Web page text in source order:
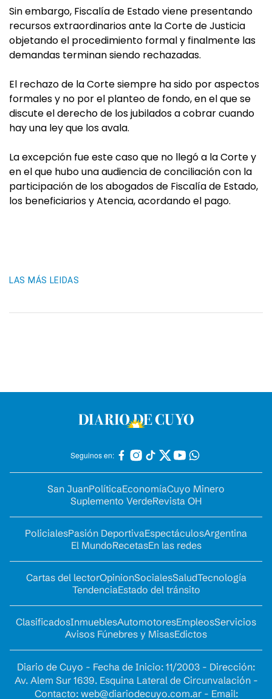
Sin embargo, Fiscalía de Estado viene presentando
recursos extraordinarios ante la Corte de Justicia
objetando el procedimiento formal y finalmente las
demandas terminan siendo rechazadas.
El rechazo de la Corte siempre ha sido por aspectos
formales y no por el planteo de fondo, en el que se
discute el derecho de los jubilados a cobrar cuando
hay una ley que los avala.
La excepción fue este caso que no llegó a la Corte y
en el que hubo una audiencia de conciliación con la
participación de los abogados de Fiscalía de Estado,
los beneficiarios y Atencia, acordando el pago.
LAS MÁS LEIDAS
Seguinos en:
San JuanPolíticaEconomíaCuyo Minero
Suplemento VerdeRevista OH
PolicialesPasión DeportivaEspectáculosArgentina
El MundoRecetasEn las redes
Cartas del lectorOpinionSocialesSaludTecnología
TendenciaEstado del tránsito
ClasificadosInmueblesAutomotoresEmpleosServicios
Avisos Fúnebres y MisasEdictos
Diario de Cuyo - Fecha de Inicio: 11/2003 - Dirección:
Av. Alem Sur 1639. Esquina Lateral de Circunvalación -
Contacto: web@diariodecuyo.com.ar- Email: